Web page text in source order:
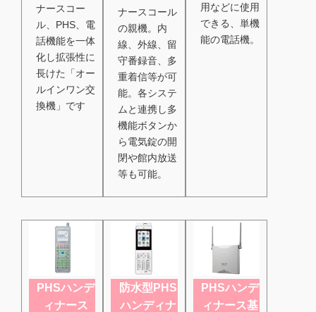
ナースコー
ル、PHS、電
話機能を一体
化し拡張性に
長けた「オー
ルインワン交
換機」です
ナースコール
の親機。内
線、外線、留
守番録音、多
重着信等が可
能。各システ
ムと連携し多
機能ボタンか
ら電気錠の開
閉や館内放送
等も可能。
用などに使用
できる、単機
能の電話機。
PHSハンデ
ィナース
防水型PHS
ハンディナ
PHSハンデ
ィナース基